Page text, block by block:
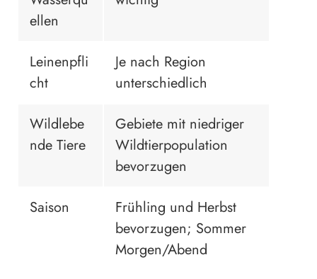
ellen
Leinenpfli
cht
Je nach Region
unterschiedlich
Wildlebe
nde Tiere
Gebiete mit niedriger
Wildtierpopulation
bevorzugen
Saison
Frühling und Herbst
bevorzugen; Sommer
Morgen/Abend